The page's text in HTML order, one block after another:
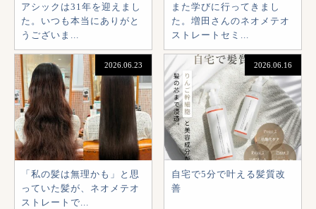
アシックは31年を迎えまし
た。いつも本当にありがと
うございま...
また学びに行ってきまし
た。増田さんのネオメテオ
ストレートセミ...
2026.06.23
「私の髪は無理かも」と思
っていた髪が、ネオメテオ
ストレートで...
2026.06.16
自宅で5分で叶える髪質改
善